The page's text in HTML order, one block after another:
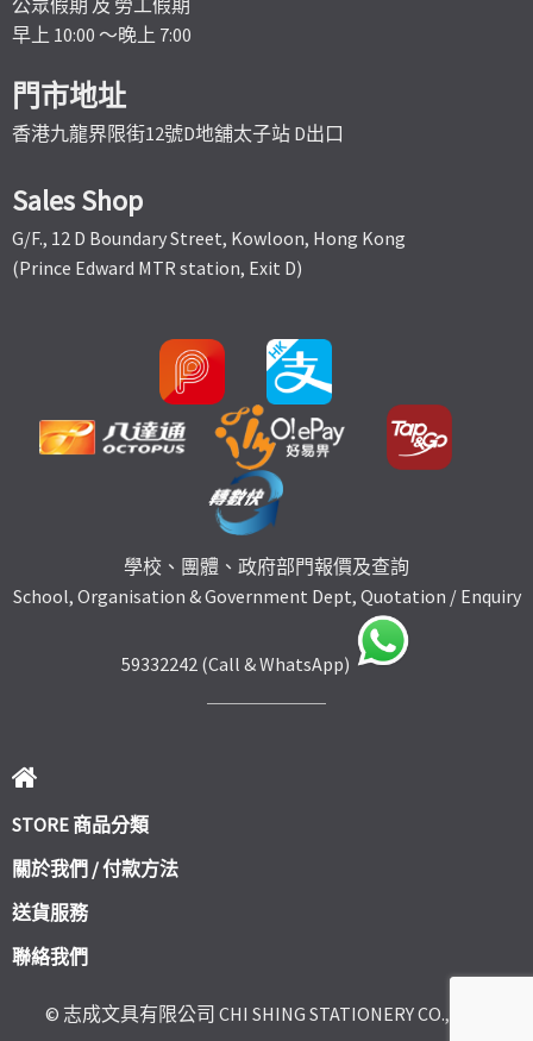
早上 10:00 ～晚上 7:00
門市地址
香港九龍界限街12號D地舖太子站 D出口
Sales Shop
G/F., 12 D Boundary Street, Kowloon, Hong Kong
(Prince Edward MTR station, Exit D)
學校、團體、政府部門報價及查詢
School, Organisation & Government Dept, Quotation / Enquiry
59332242 (Call & WhatsApp)
STORE 商品分類
關於我們 / 付款方法
送貨服務
聯絡我們
© 志成文具有限公司 CHI SHING STATIONERY CO., LTD.